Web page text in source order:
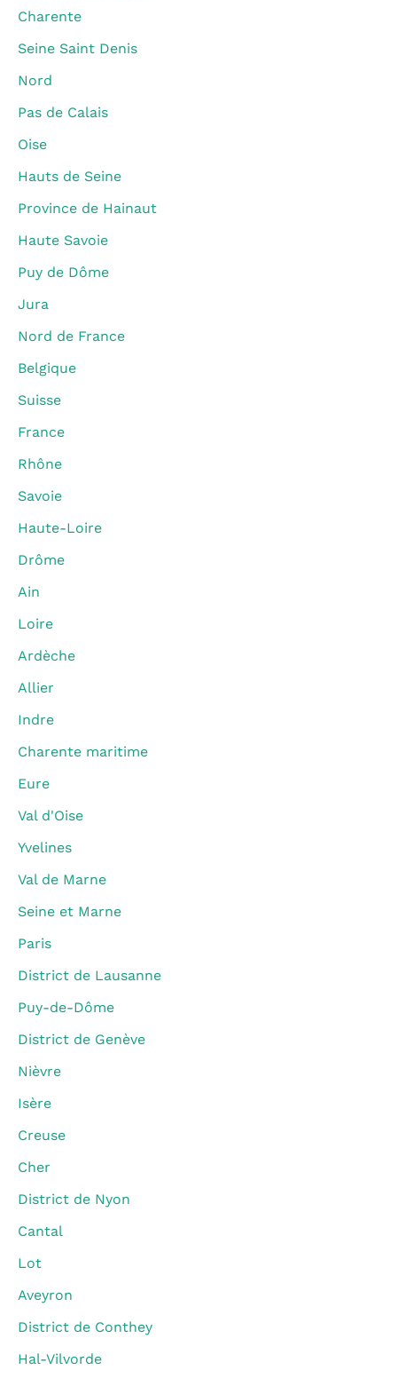
Charente
Seine Saint Denis
Nord
Pas de Calais
Oise
Hauts de Seine
Province de Hainaut
Haute Savoie
Puy de Dôme
Jura
Nord de France
Belgique
Suisse
France
Rhône
Savoie
Haute-Loire
Drôme
Ain
Loire
Ardèche
Allier
Indre
Charente maritime
Eure
Val d'Oise
Yvelines
Val de Marne
Seine et Marne
Paris
District de Lausanne
Puy-de-Dôme
District de Genève
Nièvre
Isère
Creuse
Cher
District de Nyon
Cantal
Lot
Aveyron
District de Conthey
Hal-Vilvorde